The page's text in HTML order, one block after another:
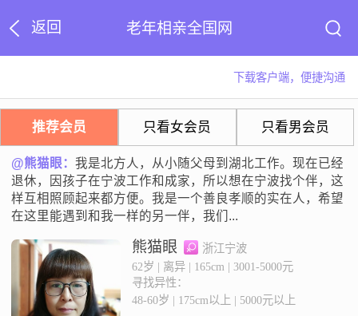
返回 老年相亲全国网
下载客户端，便捷沟通
推荐会员 只看女会员 只看男会员
@熊猫眼：我是北方人，从小随父母到湖北工作。现在已经
退休，因孩子在宁波工作和成家，所以想在宁波找个伴，这
样互相照顾起来都方便。我是一个善良孝顺的实在人，希望
在这里能遇到和我一样的另一伴，我们...
熊猫眼
浙江宁波
62岁 | 离异 | 165cm | 3001-5000元
寻找异性：
48-60岁 | 175cm以上 | 5000元以上